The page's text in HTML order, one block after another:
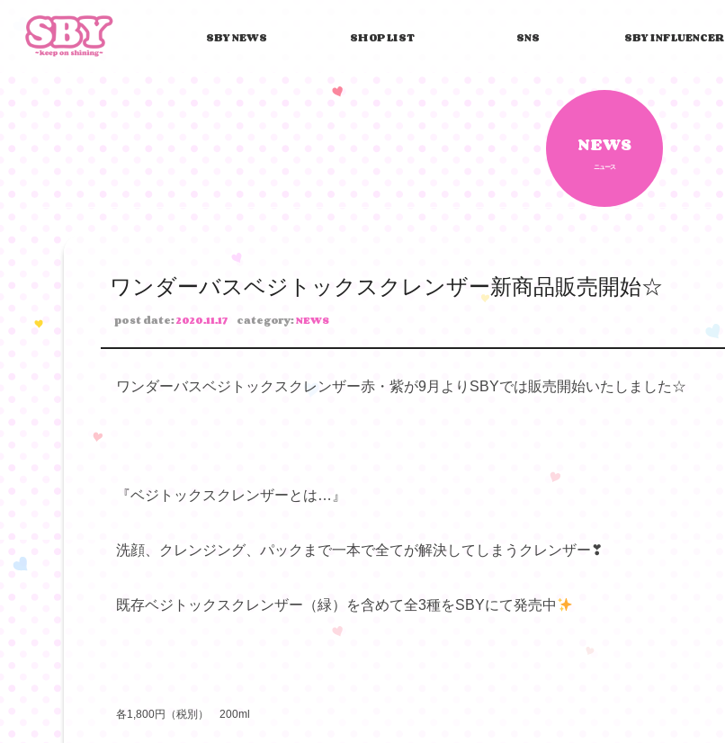
SBY NEWS SHOP LIST SNS SBY INFLUENCER
NEWS
ニュース
ワンダーバスベジトックスクレンザー新商品販売開始☆
post date:2020.11.17 category:NEWS
ワンダーバスベジトックスクレンザー赤・紫が9月よりSBYでは販売開始いたしました☆
『ベジトックスクレンザーとは…』
洗顔、クレンジング、パックまで一本で全てが解決してしまうクレンザー❣
既存ベジトックスクレンザー（緑）を含めて全3種をSBYにて発売中
各1,800円（税別） 200ml